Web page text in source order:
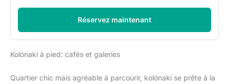
Réservez maintenant
Kolónaki à pied: cafés et galeries
Quartier chic mais agréable à parcourir, kolónaki se prête à la